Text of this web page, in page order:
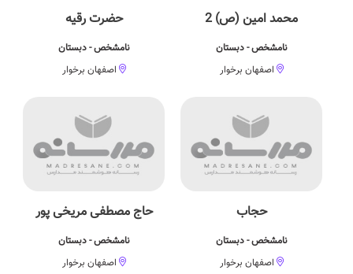
محمد امین (ص) 2
نامشخص - دبستان
اصفهان برخوار
حضرت رقیه
نامشخص - دبستان
اصفهان برخوار
حجاب
نامشخص - دبستان
اصفهان برخوار
حاج مصطفی مریخی پور
نامشخص - دبستان
اصفهان برخوار